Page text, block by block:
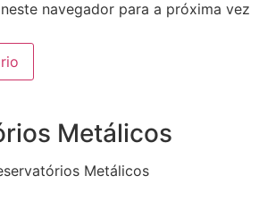
navegador para a próxima vez
Metálicos
Metálicos